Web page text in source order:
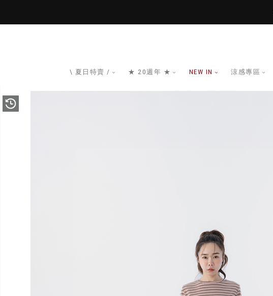
\ 夏日特賣 / ★ 20週年 ★ NEW IN 涼感專區